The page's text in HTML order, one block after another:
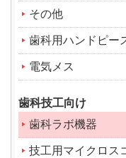
その他
歯科用ハンドピー
電気メス
歯科技工向け
歯科ラボ機器
技工用マイクロス